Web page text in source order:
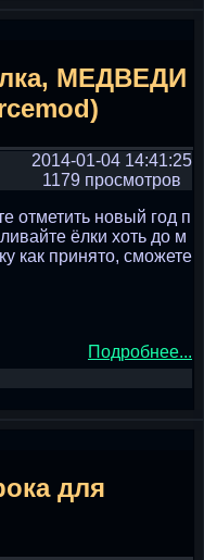
МЕДВЕДИ
2014-01-04 14:41:25
1179 просмотров
отметить новый год п
ёлки хоть до м
как принято, сможете
Подробнее...
для